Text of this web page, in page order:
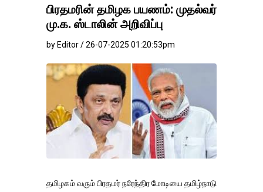
பிரதமரின் தமிழக பயணம்: முதல்வர்
மு.க. ஸ்டாலின் அறிவிப்பு
by Editor / 26-07-2025 01:20:53pm
தமிழகம் வரும் பிரதமர் நரேந்திர மோடியை தமிழ்நாடு